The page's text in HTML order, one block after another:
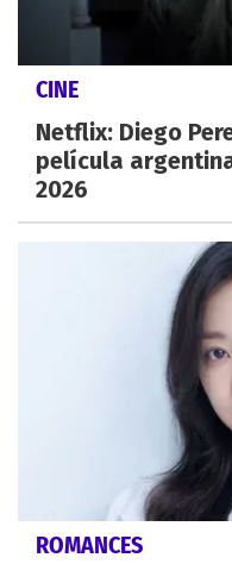
CINE
Netflix: Diego
película
2026
ROMANCES